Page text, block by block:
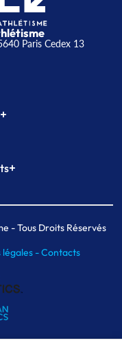
Paris Cedex 13
+
+
- Tous Droits Réservés
légales -Contacts